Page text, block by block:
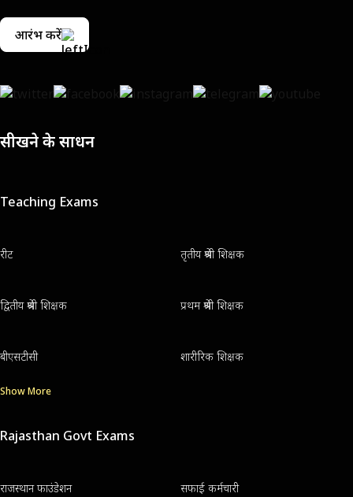
आरंभ करें
सीखने के साधन
Teaching Exams
रीट तृतीय श्रेणी शिक्षक
द्वितीय श्रेणी शिक्षक प्रथम श्रेणी शिक्षक
बीएसटीसी शारीरिक शिक्षक
Show More
Rajasthan Govt Exams
राजस्थान फाउंडेशन सफाई कर्मचारी